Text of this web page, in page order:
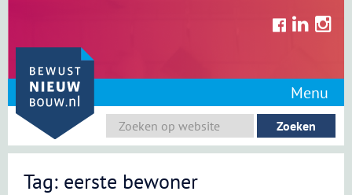
content
Menu
Tag: eerste bewoner